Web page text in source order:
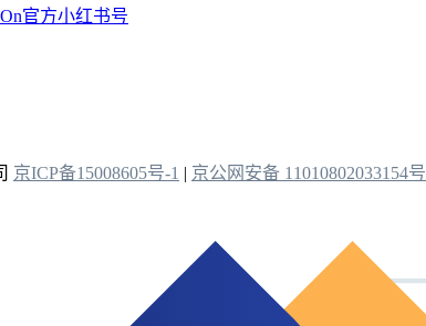
京ICP备15008605号-1 | 京公网安备 11010802033154号